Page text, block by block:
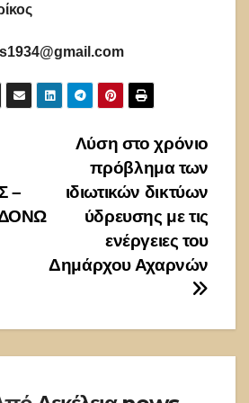
1934@gmail .com
Λύση στο χρόνιο
πρόβλημα των
ιδιωτικών δικτύων
ύδρευσης με τις
ενέργειες του
Δημάρχου Αχαρνών
–